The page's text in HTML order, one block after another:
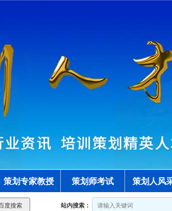
策划专家教授 策划师考试 策划人风
站内搜索：